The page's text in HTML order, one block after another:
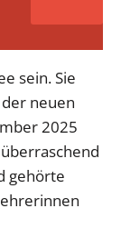
sein. Sie
neuen
2025
gehörte